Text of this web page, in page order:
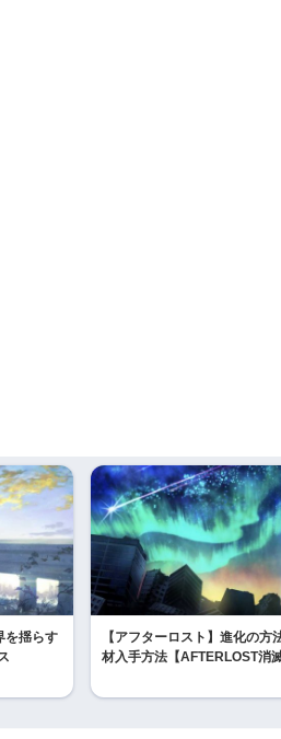
を揺らす
【アフターロスト】進化の方
材入手方法【AFTERLOST消